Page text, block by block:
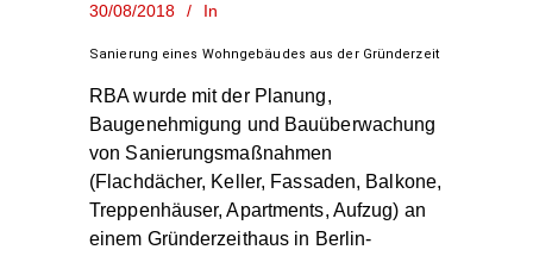
30/08/2018 In
Sanierung eines Wohngebäudes aus der Gründerzeit
RBA wurde mit der Planung,
Baugenehmigung und Bauüberwachung
von Sanierungsmaßnahmen
(Flachdächer, Keller, Fassaden, Balkone,
Treppenhäuser, Apartments, Aufzug) an
einem Gründerzeithaus in Berlin-